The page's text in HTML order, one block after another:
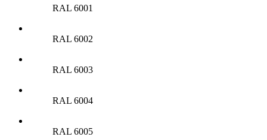
RAL 6001
RAL 6002
RAL 6003
RAL 6004
RAL 6005